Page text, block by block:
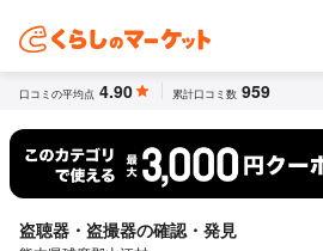
口コミの平均点 4.90 累計口コミ数 959
盗聴器・盗撮器の確認・発見